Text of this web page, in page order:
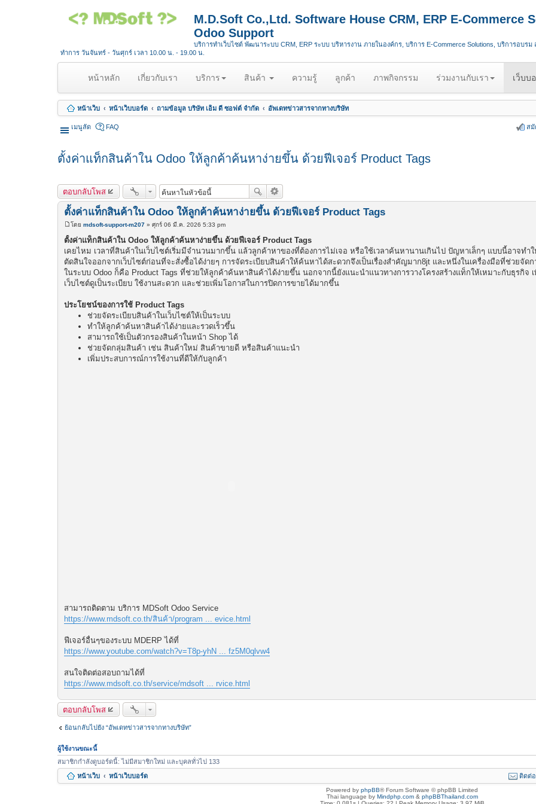
M.D.Soft Co.,Ltd. Software House CRM, ERP E-Commerce
Odoo Support
บริการทำเว็บไซต์ พัฒนาระบบ CRM, ERP ระบบ บริหารงาน ภายในองค์กร, บริการ E-Commerce Solutions, บริการอบรม
ทำการ วันจันทร์ - วันศุกร์ เวลา 10.00 น. - 19.00 น.
หน้าหลัก(
u
r
t
เกี่ยวกับเรา บริการ สินค้า ความรู้ ลูกค้า ภาพกิจกรรม ร่วมงานกับเรา เว็บบ
หน้าเว็บ หน้าเว็บบอร์ด ถามข้อมูล บริษัท เอ็ม ดี ซอฟต์ จำกัด อัพเดทข่าวสารจากทางบริษัท
เมนูลัด FAQ สมั
ตั้งค่าแท็กสินค้าใน Odoo ให้ลูกค้าค้นหาง่ายขึ้น ด้วยฟีเจอร์ Product Tags
ตอบกลับโพส
ตั้งค่าแท็กสินค้าใน Odoo ให้ลูกค้าค้นหาง่ายขึ้น ด้วยฟีเจอร์ Product Tags
พ
ส
ต์
โดย mdsoft-support-m207 » ศุกร์ 06 มี.ค. 2026 5:33 pm
ตั้งค่าแท็กสินค้าใน Odoo ให้ลูกค้าค้นหาง่ายขึ้น ด้วยฟีเจอร์ Product Tags
เคยไหม เวลาที่สินค้าในเว็บไซต์เริ่มมีจำนวนมากขึ้น แล้วลูกค้าหาของที่ต้องการไม่เจอ หรือใช้เวลาค้นหานานเกินไป ปัญหาเล็กๆ แบบนี้อาจทำ
ตัดสินใจออกจากเว็บไซต์ก่อนที่จะสั่งซื้อได้ง่ายๆ การจัดระเบียบสินค้าให้ค้นหาได้สะดวกจึงเป็นเรื่องสำคัญมาก8jt และหนึ่งในเครื่องมือที่ช่วยจัดก
ในระบบ Odoo ก็คือ Product Tags ที่ช่วยให้ลูกค้าค้นหาสินค้าได้ง่ายขึ้น นอกจากนี้ยังแนะนำแนวทางการวางโครงสร้างแท็กให้เหมาะกับธุรกิจ
เว็บไซต์ดูเป็นระเบียบ ใช้งานสะดวก และช่วยเพิ่มโอกาสในการปิดการขายได้มากขึ้น
ประโยชน์ของการใช้ Product Tags
ช่วยจัดระเบียบสินค้าในเว็บไซต์ให้เป็นระบบ
ทำให้ลูกค้าค้นหาสินค้าได้ง่ายและรวดเร็วขึ้น
สามารถใช้เป็นตัวกรองสินค้าในหน้า Shop ได้
ช่วยจัดกลุ่มสินค้า เช่น สินค้าใหม่ สินค้าขายดี หรือสินค้าแนะนำ
เพิ่มประสบการณ์การใช้งานที่ดีให้กับลูกค้า
สามารถติดตาม บริการ MDSoft Odoo Service
https://www.mdsoft.co.th/สินค้า/program ... evice.html
ฟีเจอร์อื่นๆของระบบ MDERP ได้ที่
https://www.youtube.com/watch?v=T8p-yhN ... fz5M0qlvw4
สนใจติดต่อสอบถามได้ที่
https://www.mdsoft.co.th/service/mdsoft ... rvice.html
ตอบกลับโพส
ย้อนกลับไปยัง “อัพเดทข่าวสารจากทางบริษัท”
ผู้ใช้งานขณะนี้
สมาชิกกำลังดูบอร์ดนี้: ไม่มีสมาชิกใหม่ และบุคลทั่วไป 133
หน้าเว็บ
หน้าเว็บบอร์ด ติดต่อ
Powered by phpBB® Forum Software © phpBB Limited
Thai language by Mindphp.com& phpBBThailand.com